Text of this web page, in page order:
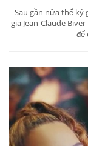
Sau gần nửa thế kỷ
gia Jean-Claude
đế